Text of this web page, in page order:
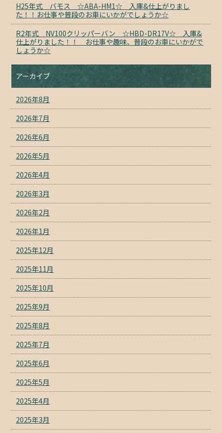
H25年式 バモス ☆ABA-HM1☆ 入庫&仕上がりまし
た！！お仕事や普段のお車にいかがでしょうか☆
R2年式 NV100クリッパーバン ☆HBD-DR17V☆ 入庫&
仕上がりました！！ お仕事や趣味、普段のお車にいかがで
しょうか☆
アーカイブ
2026年8月
2026年7月
2026年6月
2026年5月
2026年4月
2026年3月
2026年2月
2026年1月
2025年12月
2025年11月
2025年10月
2025年9月
2025年8月
2025年7月
2025年6月
2025年5月
2025年4月
2025年3月